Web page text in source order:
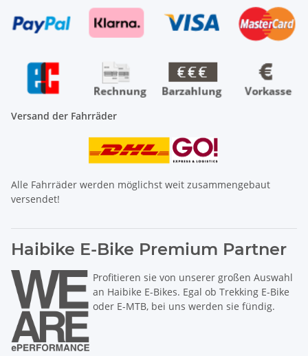
Versand der Fahrräder
Alle Fahrräder werden möglichst weit zusammengebaut
versendet!
Haibike E-Bike Premium Partner
Profitieren sie von unserer großen Auswahl
an Haibike E-Bikes. Egal ob Trekking E-Bike
oder E-MTB, bei uns werden sie fündig.